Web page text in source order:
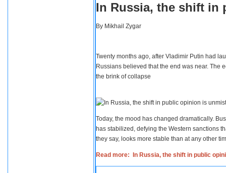
In Russia, the shift in
By Mikhail Zygar
Twenty months ago, after Vladimir Putin had
Russians believed that the end was near. The
the brink of collapse
Today, the mood has changed dramatically.
has stabilized, defying the Western sanctions
they say, looks more stable than at any other
Read more: In Russia, the shift in public